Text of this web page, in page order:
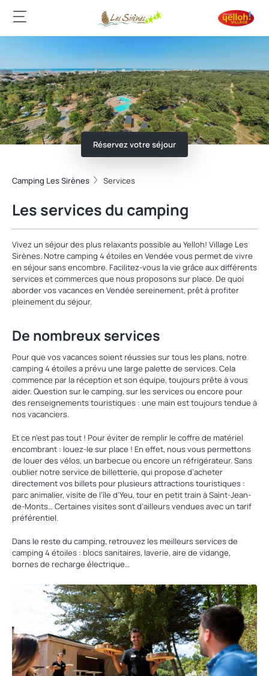
Réservez votre séjour
Camping Les Sirènes Services
Les services du camping
Vivez un séjour des plus relaxants possible au Yelloh! Village Les
Sirènes. Notre camping 4 étoiles en Vendée vous permet de vivre
en séjour sans encombre. Facilitez-vous la vie grâce aux différents
services et commerces que nous proposons sur place. De quoi
aborder vos vacances en Vendée sereinement, prêt à profiter
pleinement du séjour.
De nombreux services
Pour que vos vacances soient réussies sur tous les plans, notre
camping 4 étoiles a prévu une large palette de services. Cela
commence par la réception et son équipe, toujours prête à vous
aider. Question sur le camping, sur les services ou encore pour
des renseignements touristiques : une main est toujours tendue à
nos vacanciers.
Et ce n’est pas tout ! Pour éviter de remplir le coffre de matériel
encombrant : louez-le sur place ! En effet, nous vous permettons
de louer des vélos, un barbecue ou encore un réfrigérateur. Sans
oublier notre service de billetterie, qui propose d’acheter
directement vos billets pour plusieurs attractions touristiques :
parc animalier, visite de l’île d’Yeu, tour en petit train à Saint-Jean-
de-Monts… Certaines visites sont d’ailleurs vendues avec un tarif
préférentiel.
Dans le reste du camping, retrouvez les meilleurs services de
camping 4 étoiles : blocs sanitaires, laverie, aire de vidange,
bornes de recharge électrique…